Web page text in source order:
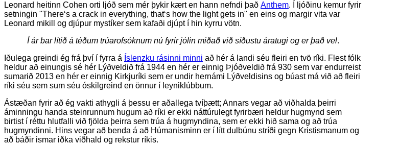
Leonard heitinn Cohen orti ljóð sem mér þykir kært en hann nefndi það Anthem. Í ljóðinu kemur fyrir
setningin "There‘s a crack in everything, that‘s how the light gets in" en eins og margir vita var
Leonard mikill og djúpur mystíker sem kafaði djúpt í hin kyrru vötn.
Í ár bar lítið á téðum trúarofsóknum nú fyrir jólin miðað við síðustu áratugi og er það vel.
Iðulega greindi ég frá því í fyrra á Íslenzku rásinni minni að hér á landi séu fleiri en tvö ríki. Flest fólk
heldur að einungis sé hér Lýðveldið frá 1944 en hér er einnig Þjóðveldið frá 930 sem var endurreist
sumarið 2013 en hér er einnig Kirkjuríki sem er undir hernámi Lýðveldisins og búast má við að fleiri
ríki séu sem sum séu óskilgreind en önnur í leyniklúbbum.
Ástæðan fyrir að ég vakti athygli á þessu er aðallega tvíþætt; Annars vegar að viðhalda þeirri
áminningu handa steinrunnum hugum að ríki er ekki náttúrulegt fyrirbæri heldur hugmynd sem
birtist í réttu hlutfalli við fjölda þeirra sem trúa á hugmyndina, sem er ekki hið sama og að trúa
hugmyndinni. Hins vegar að benda á að Húmanisminn er í lítt dulbúnu stríði gegn Kristismanum og
að báðir ismar iðka viðhald og rekstur ríkis.